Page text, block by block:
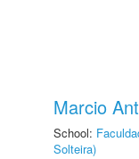
Marcio
School:
Solteira)